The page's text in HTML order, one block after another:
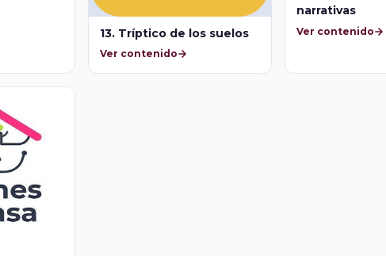
13. Tríptico de los suelos
Ver contenido
narrativas
Ver contenido